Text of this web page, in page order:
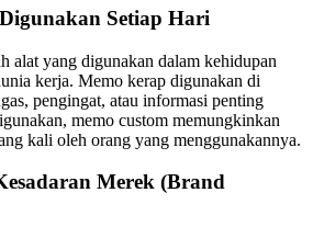
Setiap Hari
alat yang digunakan dalam kehidupan
kerja. Memo kerap digunakan di
pengingat, atau informasi penting
memo custom memungkinkan
kali oleh orang yang menggunakannya.
Merek (Brand